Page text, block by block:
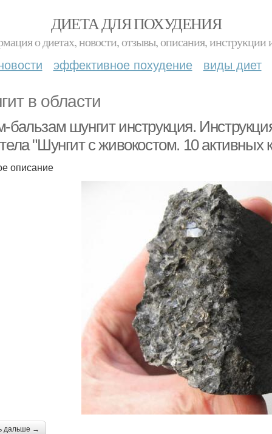
ДИЕТА ДЛЯ ПОХУДЕНИЯ
о диетах, новости, отзывы, описания, инструкции
эффективное похудение виды диет
в области
бальзам шунгит инструкция.
"Шунгит с живокостом. 10 активных
описание
дальше →